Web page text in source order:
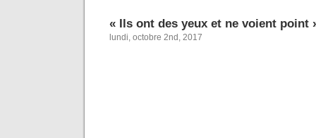
« Ils ont des yeux et ne voient point
lundi, octobre 2nd, 2017